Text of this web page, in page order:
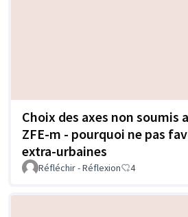
Choix des axes non soumis
ZFE-m - pourquoi ne pas
extra-urbaines
Réfléchir - Réflexion 4